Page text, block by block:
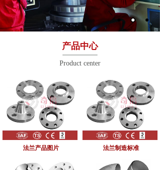
产品中心
Product center
法兰产品图片 法兰制造标准